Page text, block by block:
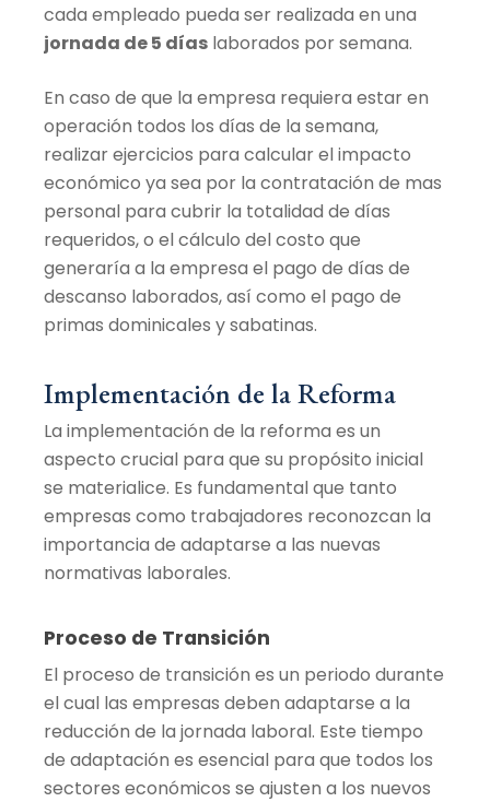
cada empleado pueda ser realizada en una
jornada de 5 días laborados por semana.
En caso de que la empresa requiera estar en
operación todos los días de la semana,
realizar ejercicios para calcular el impacto
económico ya sea por la contratación de mas
personal para cubrir la totalidad de días
requeridos, o el cálculo del costo que
generaría a la empresa el pago de días de
descanso laborados, así como el pago de
primas dominicales y sabatinas.
Implementación de la Reforma
La implementación de la reforma es un
aspecto crucial para que su propósito inicial
se materialice. Es fundamental que tanto
empresas como trabajadores reconozcan la
importancia de adaptarse a las nuevas
normativas laborales.
Proceso de Transición
El proceso de transición es un periodo durante
el cual las empresas deben adaptarse a la
reducción de la jornada laboral. Este tiempo
de adaptación es esencial para que todos los
sectores económicos se ajusten a los nuevos